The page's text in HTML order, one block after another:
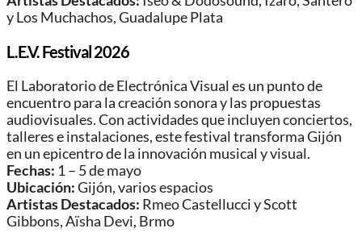
y Los Muchachos, Guadalupe Plata
L.E.V. Festival 2026
El Laboratorio de Electrónica Visual es un punto de
encuentro para la creación sonora y las propuestas
audiovisuales. Con actividades que incluyen conciertos,
talleres e instalaciones, este festival transforma Gijón
en un epicentro de la innovación musical y visual.
Fechas: 1 – 5 de mayo
Ubicación:Gijón, varios espacios
Artistas Destacados: Rmeo Castellucci y Scott
Gibbons, Aïsha Devi, Brmo